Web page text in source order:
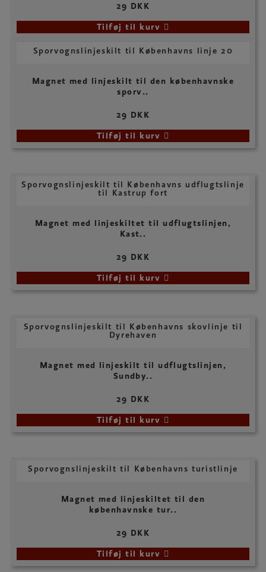
29 DKK
Tilføj til kurv
Sporvognslinjeskilt til Københavns linje 20
Magnet med linjeskilt til den københavnske
sporv..
29 DKK
Tilføj til kurv
Sporvognslinjeskilt til Københavns udflugtslinje
til Kastrup fort
Magnet med linjeskiltet til udflugtslinjen,
Kast..
29 DKK
Tilføj til kurv
Sporvognslinjeskilt til Københavns skovlinje til
Dyrehaven
Magnet med linjeskilt til udflugtslinjen,
Sundby..
29 DKK
Tilføj til kurv
Sporvognslinjeskilt til Københavns turistlinje
Magnet med linjeskiltet til den
københavnske tur..
29 DKK
Tilføj til kurv